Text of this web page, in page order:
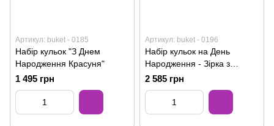
Артикул: buket - 0185
Набір кульок "З Днем
Народження Красуня"
1 495 грн
Артикул: buket - 0196
Набір кульок на День
Народження - Зірка з
написом
2 585 грн